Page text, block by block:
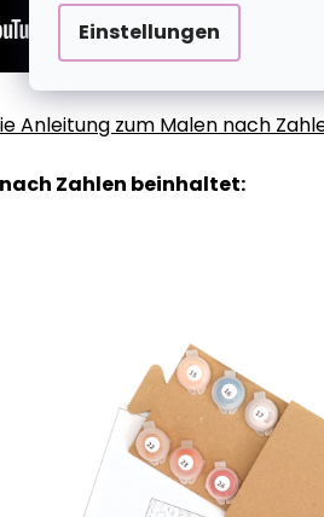
Einstellungen
Anleitung zum Malen nach
Zahlen beinhaltet: